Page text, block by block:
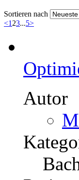
Sortieren nach
<1 23...5>
Autor